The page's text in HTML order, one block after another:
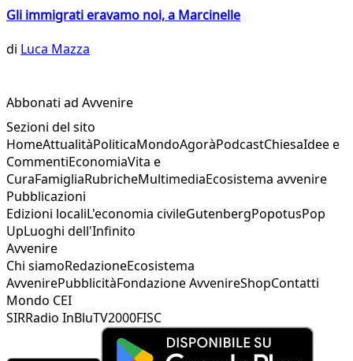
Gli immigrati eravamo noi, a Marcinelle
di Luca Mazza
Abbonati ad Avvenire
Sezioni del sito
HomeAttualitàPoliticaMondoAgoràPodcastChiesaIdee e
CommentiEconomiaVita e
CuraFamigliaRubricheMultimediaEcosistema avvenire
Pubblicazioni
Edizioni localiL'economia civileGutenbergPopotusPop
UpLuoghi dell'Infinito
Avvenire
Chi siamoRedazioneEcosistema
AvvenirePubblicitàFondazione AvvenireShopContatti
Mondo CEI
SIRRadio InBluTV2000FISC